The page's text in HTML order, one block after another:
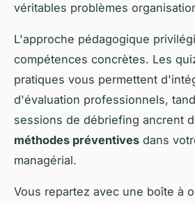
véritables problèmes
L'approche pédagogique
compétences concrètes. Les
pratiques vous permettent
d'évaluation professionnels,
sessions de débriefing ancrent
méthodes préventives dans
managérial.
Vous repartez avec une boîte à